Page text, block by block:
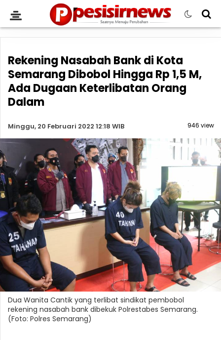
Rekening Nasabah Bank di Kota
Semarang Dibobol Hingga Rp 1,5 M,
Ada Dugaan Keterlibatan Orang
Dalam
Minggu, 20 Februari 2022 12:18 WIB 946 view
Dua Wanita Cantik yang terlibat sindikat pembobol
rekening nasabah bank dibekuk Polrestabes Semarang.
(Foto: Polres Semarang)